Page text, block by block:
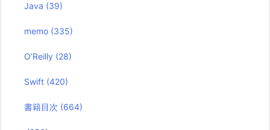
Java (39)
memo (335)
O’Reilly (28)
Swift (420)
書籍目次 (664)